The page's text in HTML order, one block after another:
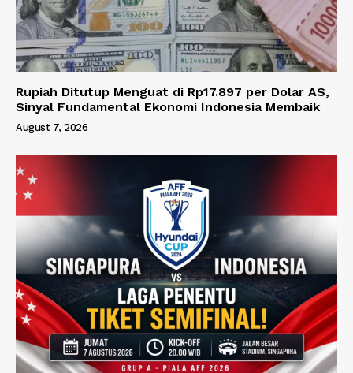
Rupiah Ditutup Menguat di Rp17.897 per Dolar AS,
Sinyal Fundamental Ekonomi Indonesia Membaik
August 7, 2026